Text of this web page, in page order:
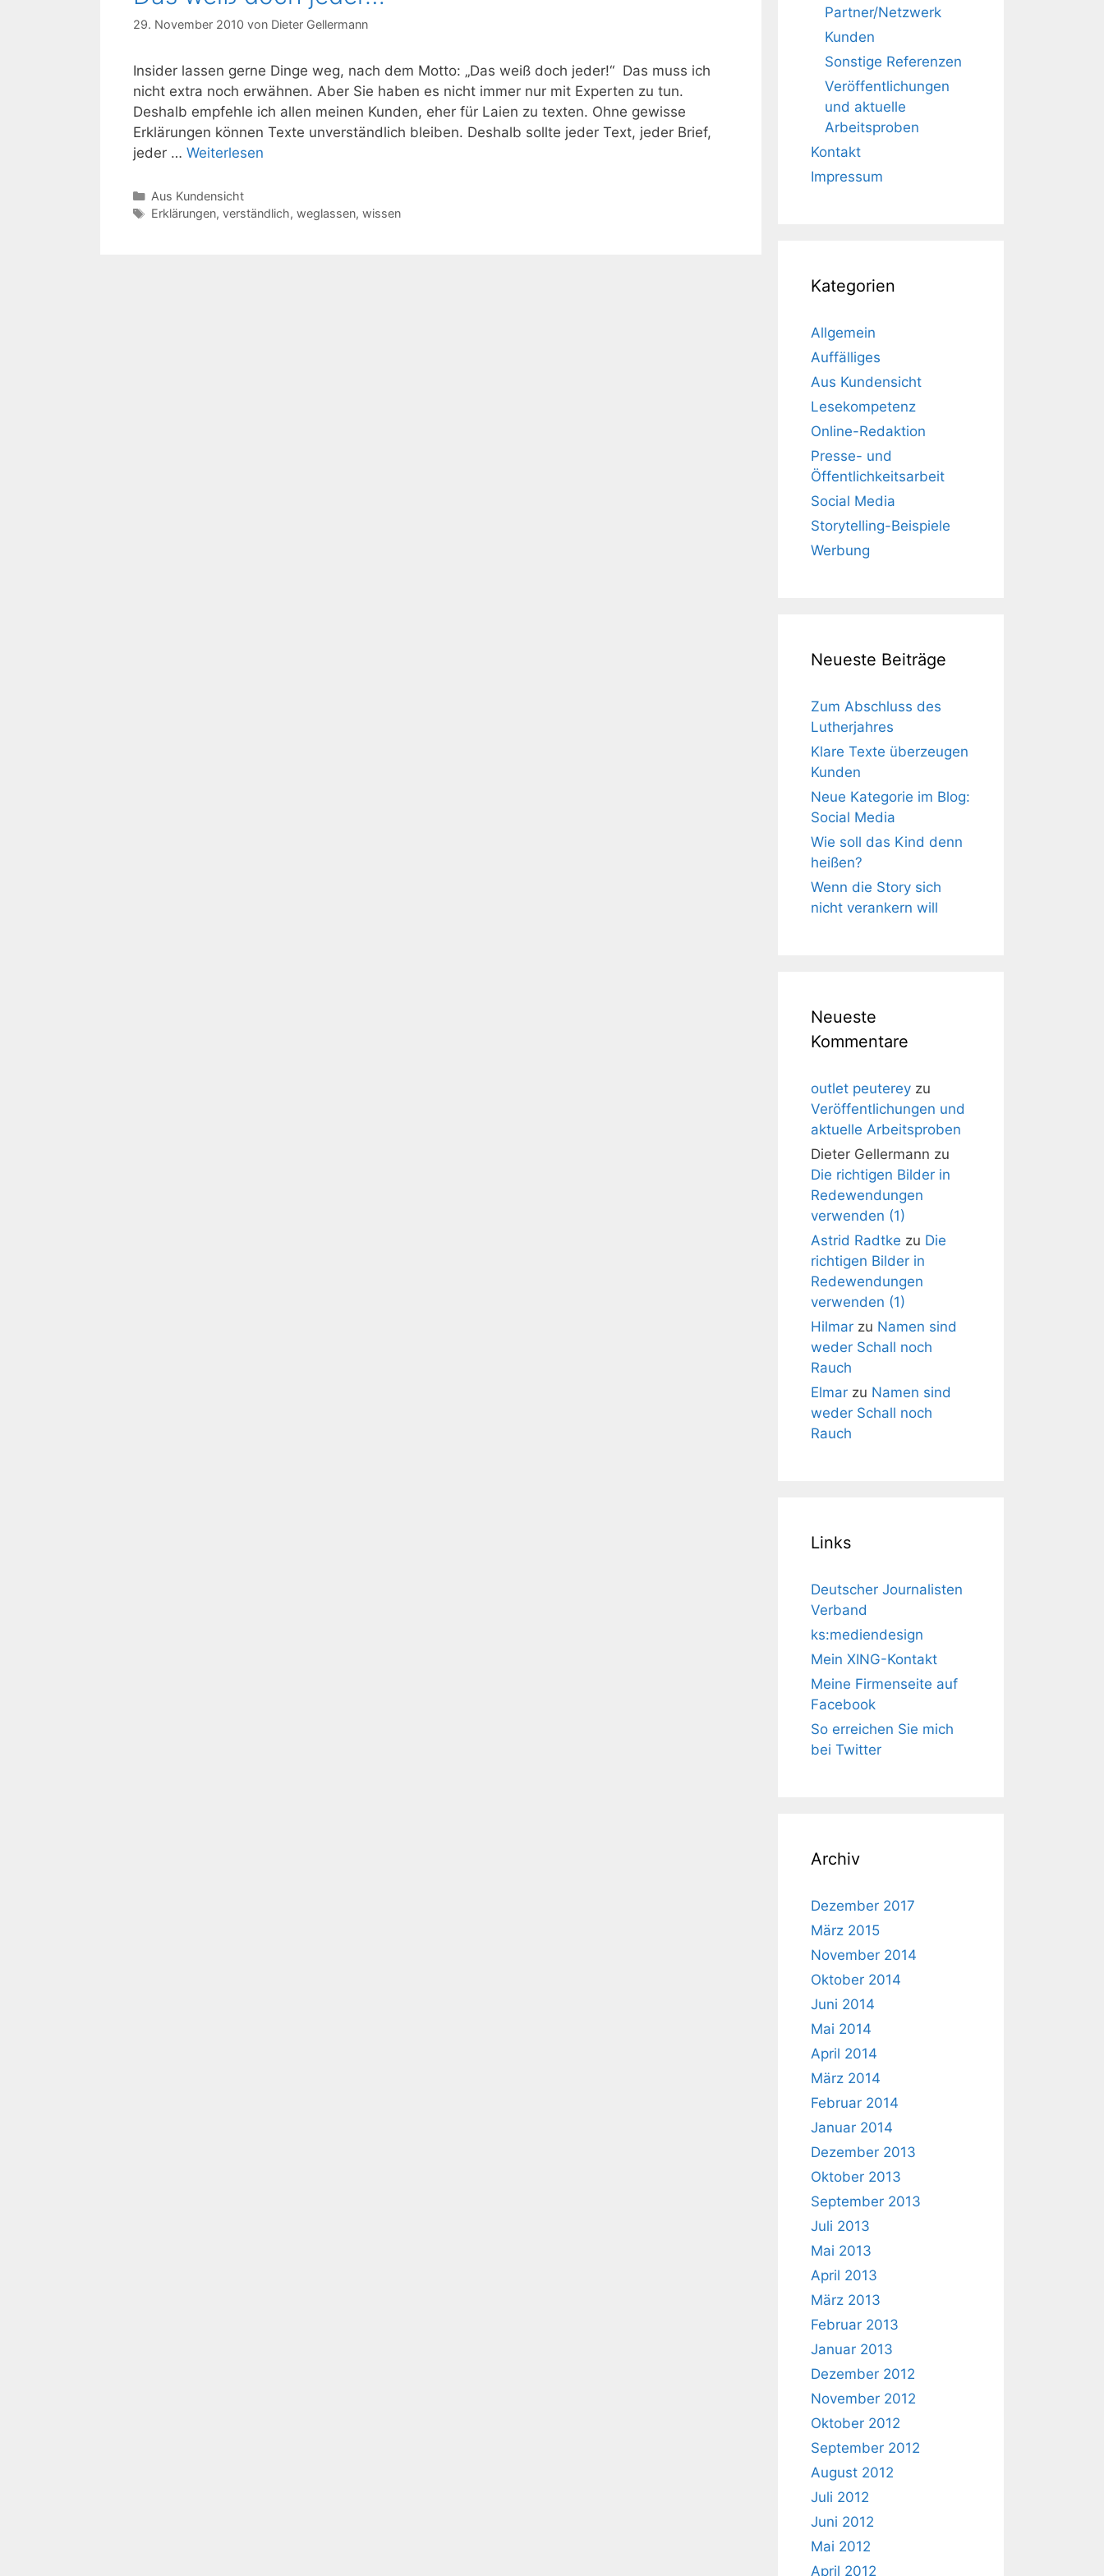
29. November 2010 von Dieter Gellermann
Insider lassen gerne Dinge weg, nach dem Motto: „Das weiß doch jeder!“ Das muss ich
nicht extra noch erwähnen. Aber Sie haben es nicht immer nur mit Experten zu tun.
Deshalb empfehle ich allen meinen Kunden, eher für Laien zu texten. Ohne gewisse
Erklärungen können Texte unverständlich bleiben. Deshalb sollte jeder Text, jeder Brief,
jeder … Weiterlesen
Kategorien
Aus Kundensicht
Schlagwörter
Erklärungen, verständlich, weglassen, wissen
Partner/Netzwerk
Kunden
Sonstige Referenzen
Veröffentlichungen
und aktuelle
Arbeitsproben
Kontakt
Impressum
Kategorien
Allgemein
Auffälliges
Aus Kundensicht
Lesekompetenz
Online-Redaktion
Presse- und
Öffentlichkeitsarbeit
Social Media
Storytelling-Beispiele
Werbung
Neueste Beiträge
Zum Abschluss des
Lutherjahres
Klare Texte überzeugen
Kunden
Neue Kategorie im Blog:
Social Media
Wie soll das Kind denn
heißen?
Wenn die Story sich
nicht verankern will
Neueste
Kommentare
outlet peuterey zu
Veröffentlichungen und
aktuelle Arbeitsproben
Dieter Gellermann zu
Die richtigen Bilder in
Redewendungen
verwenden (1)
Astrid Radtke zu Die
richtigen Bilder in
Redewendungen
verwenden (1)
Hilmar zu Namen sind
weder Schall noch
Rauch
Elmar zu Namen sind
weder Schall noch
Rauch
Links
Deutscher Journalisten
Verband
ks:mediendesign
Mein XING-Kontakt
Meine Firmenseite auf
Facebook
So erreichen Sie mich
bei Twitter
Archiv
Dezember 2017
März 2015
November 2014
Oktober 2014
Juni 2014
Mai 2014
April 2014
März 2014
Februar 2014
Januar 2014
Dezember 2013
Oktober 2013
September 2013
Juli 2013
Mai 2013
April 2013
März 2013
Februar 2013
Januar 2013
Dezember 2012
November 2012
Oktober 2012
September 2012
August 2012
Juli 2012
Juni 2012
Mai 2012
April 2012